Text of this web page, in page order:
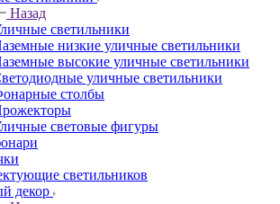
Назад
светильники
низкие уличные светильники
высокие уличные светильники
уличные светильники
столбы
световые фигуры
светильников
декор